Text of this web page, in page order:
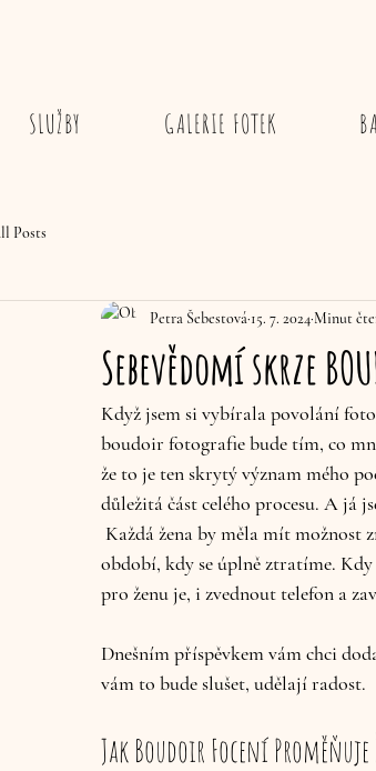
SLUŽBY GALERIE FOTEK
Posts
Sebevědomí skrze
Petra Šebestová 15. 7. 2024Minut
Když jsem si vybírala povolání
boudoir fotografie bude tím, co
že to je ten skrytý význam mého
důležitá část celého procesu. A já
období, kdy se úplně ztratíme.
pro ženu je, i zvednout telefon a
Dnešním příspěvkem vám chci
vám to bude slušet, udělají radost.
Jak Boudoir Focení Proměňuje